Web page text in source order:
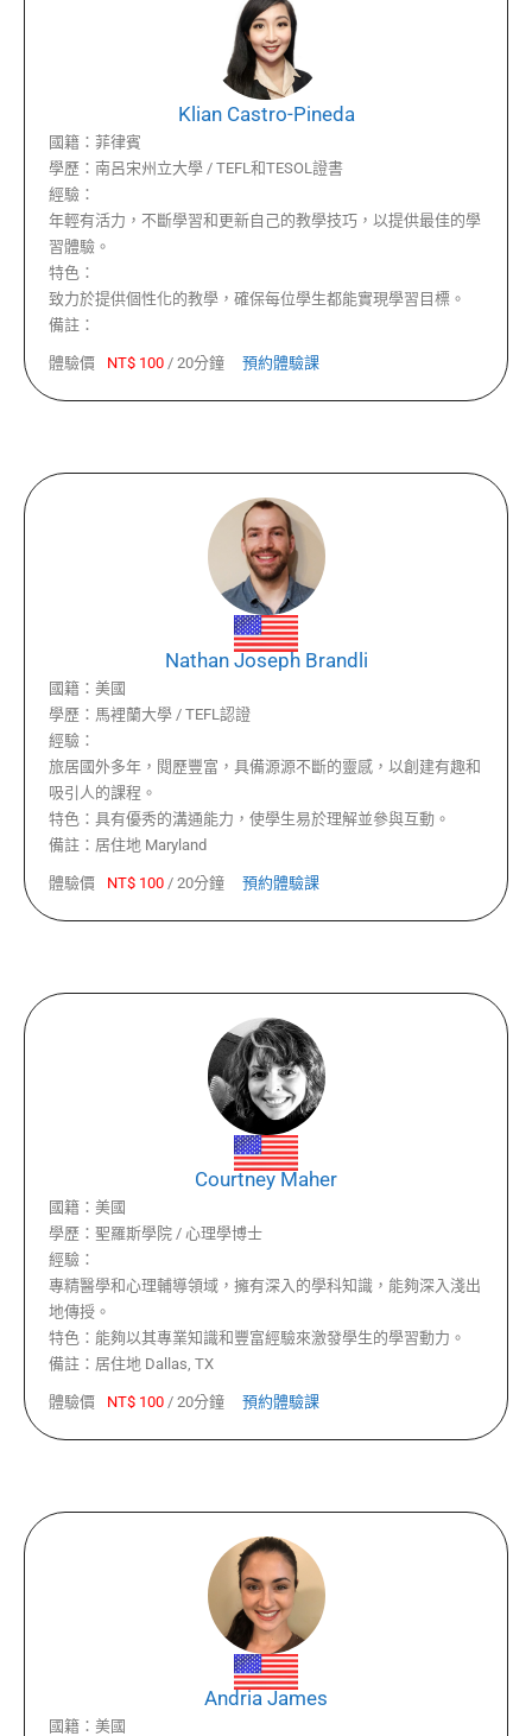
Klian Castro-Pineda
國籍： 菲律賓
學歷： 南呂宋州立大學 / TEFL和TESOL證書
經驗：
年輕有活力，不斷學習和更新自己的教學技巧，以提供最佳的學
習體驗。
特色：
致力於提供個性化的教學，確保每位學生都能實現學習目標。
備註：
體驗價 NT$ 100 / 20分鐘 預約體驗課
Nathan Joseph Brandli
國籍： 美國
學歷： 馬裡蘭大學 / TEFL認證
經驗：
旅居國外多年，閱歷豐富，具備源源不斷的靈感，以創建有趣和
吸引人的課程。
特色： 具有優秀的溝通能力，使學生易於理解並參與互動。
備註： 居住地 Maryland
體驗價 NT$ 100 / 20分鐘 預約體驗課
Courtney Maher
國籍： 美國
學歷： 聖羅斯學院 / 心理學博士
經驗：
專精醫學和心理輔導領域，擁有深入的學科知識，能夠深入淺出
地傳授。
特色： 能夠以其專業知識和豐富經驗來激發學生的學習動力。
備註： 居住地 Dallas, TX
體驗價 NT$ 100 / 20分鐘 預約體驗課
Andria James
國籍： 美國